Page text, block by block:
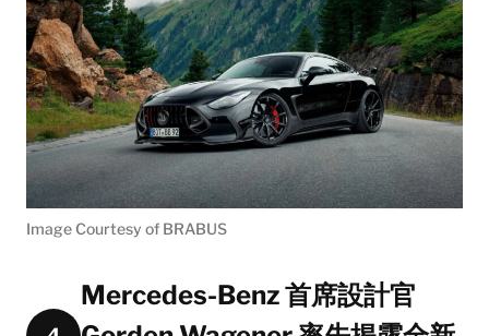
Image Courtesy of BRABUS
Mercedes-Benz 首席設計官